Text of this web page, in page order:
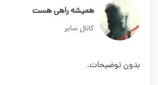
همیشه راهی هست
کانال سایر
بدون توضیحات.